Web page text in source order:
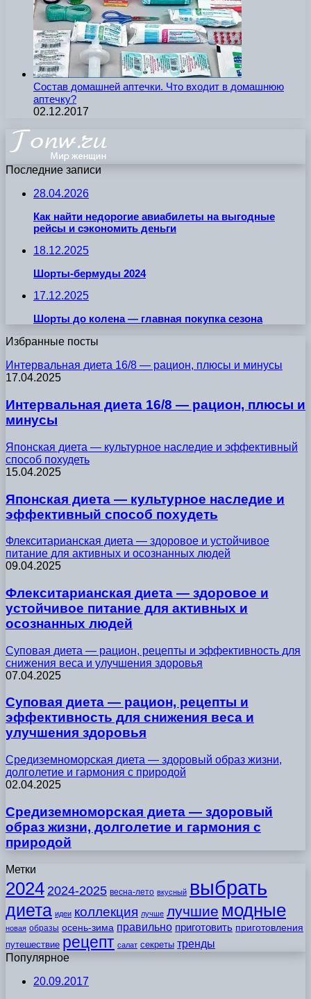
Состав домашней аптечки. Что входит в домашнюю
аптечку?
02.12.2017
Последние записи
28.04.2026
Как найти недорогие авиабилеты на выгодные
рейсы и сэкономить деньги
18.12.2025
Шорты-бермуды 2024
17.12.2025
Шорты до колена — главная покупка сезона
Избранные посты
Интервальная диета 16/8 — рацион, плюсы и минусы
17.04.2025
Интервальная диета 16/8 — рацион, плюсы и
минусы
Японская диета — культурное наследие и эффективный
способ похудеть
15.04.2025
Японская диета — культурное наследие и
эффективный способ похудеть
Флекситарианская диета — здоровое и устойчивое
питание для активных и осознанных людей
09.04.2025
Флекситарианская диета — здоровое и
устойчивое питание для активных и
осознанных людей
Суповая диета — рацион, рецепты и эффективность для
снижения веса и улучшения здоровья
07.04.2025
Суповая диета — рацион, рецепты и
эффективность для снижения веса и
улучшения здоровья
Средиземноморская диета — здоровый образ жизни,
долголетие и гармония с природой
02.04.2025
Средиземноморская диета — здоровый
образ жизни, долголетие и гармония с
природой
Метки
2024 2024-2025 весна-лето вкусный выбрать
диета идеи коллекция лучше лучшие модные
новая образы осень-зима правильно приготовить приготовления
путешествие рецепт салат секреты тренды
Популярное
20.09.2017